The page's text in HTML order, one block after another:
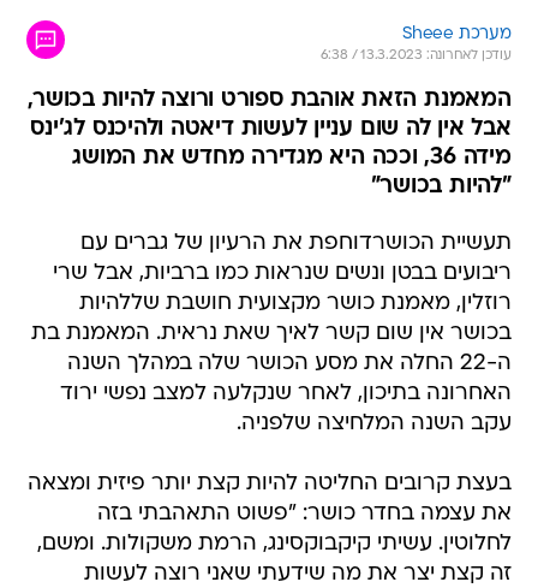
מערכת Sheee
עודכן לאחרונה: 13.3.2023 / 6:38
המאמנת הזאת אוהבת ספורט ורוצה להיות בכושר,
אבל אין לה שום עניין לעשות דיאטה ולהיכנס לג'ינס
מידה 36, וככה היא מגדירה מחדש את המושג
"להיות בכושר"
תעשיית הכושרדוחפת את הרעיון של גברים עם
ריבועים בבטן ונשים שנראות כמו ברביות, אבל שרי
רוזלין, מאמנת כושר מקצועית חושבת שללהיות
בכושר אין שום קשר לאיך שאת נראית. המאמנת בת
ה-22 החלה את מסע הכושר שלה במהלך השנה
האחרונה בתיכון, לאחר שנקלעה למצב נפשי ירוד
עקב השנה המלחיצה שלפניה.
בעצת קרובים החליטה להיות קצת יותר פיזית ומצאה
את עצמה בחדר כושר: "פשוט התאהבתי בזה
לחלוטין. עשיתי קיקבוקסינג, הרמת משקולות. ומשם,
זה קצת יצר את מה שידעתי שאני רוצה לעשות